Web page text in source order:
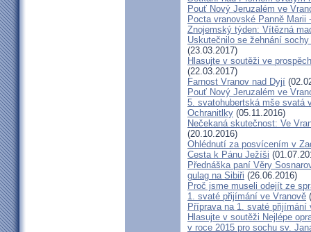
Pouť Nový Jeruzalém ve
Pocta vranovské Panně Marii
Znojemský týden: Vítězná
Uskutečnilo se žehnání
(23.03.2017)
Hlasujte v soutěži ve
(22.03.2017)
Farnost Vranov nad Dyjí
Pouť Nový Jeruzalém ve
5. svatohubertská mše svatá
Ochranitlky (05.11.2016)
Nečekaná skutečnost: Ve
(20.10.2016)
Ohlédnutí za posvícením v
Cesta k Pánu Ježíši
Přednáška paní Věry
gulag na Sibiři (26.06.2016)
Proč jsme museli odejít ze
1. svaté přijímání ve Vranově
Příprava na 1. svaté přijímání
Hlasujte v soutěži Nejlépe
v roce 2015 pro sochu sv.